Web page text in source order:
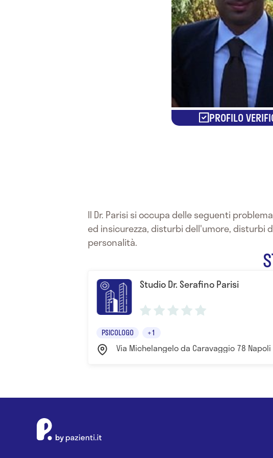
PROFILO
Il Dr. Parisi si occupa delle seguenti
ed insicurezza, disturbi dell'umore,
personalità.
Studio Dr. Serafino Parisi
PSICOLOGO +1
Via Michelangelo da Caravaggio 78 Napoli